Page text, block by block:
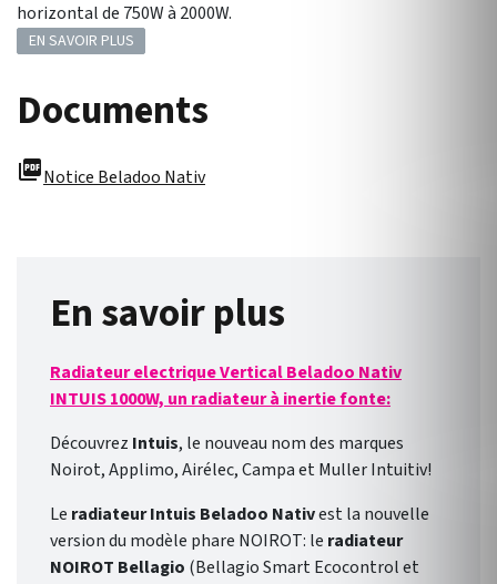
horizontal de 750W à 2000W.
EN SAVOIR PLUS
Documents
picture_as_pdfNotice Beladoo Nativ
En savoir plus
Radiateur electrique Vertical Beladoo Nativ
INTUIS 1000W, un radiateur à inertie fonte:
Découvrez Intuis, le nouveau nom des marques
Noirot, Applimo, Airélec, Campa et Muller Intuitiv!
Le radiateur Intuis Beladoo Nativest la nouvelle
version du modèle phare NOIROT: le radiateur
NOIROT Bellagio (Bellagio Smart Ecocontrol et